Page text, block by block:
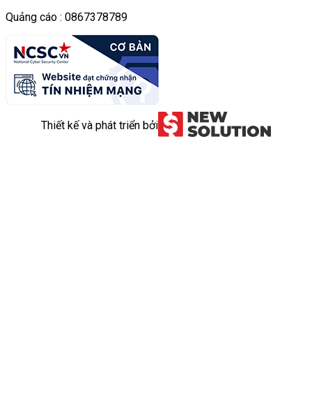
Quảng cáo : 0867378789
Thiết kế và phát triển bởi